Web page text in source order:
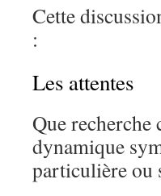
Cette
:
Les attentes
Que recherche
dynamique
particulière ou